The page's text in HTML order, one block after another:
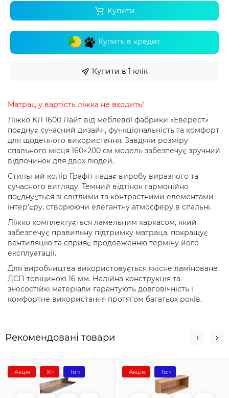
Купити
Купить в кредит
Купити в 1 клік
Матрац у вартість ліжка не входить!
Ліжко КЛ 1600 Лайт від меблевої фабрики «Еверест»
поєднує сучасний дизайн, функціональність та комфорт
для щоденного використання. Завдяки розміру
спального місця 160×200 см модель забезпечує зручний
відпочинок для двох людей.
Стильний колір Графіт надає виробу виразного та
сучасного вигляду. Темний відтінок гармонійно
поєднується зі світлими та контрастними елементами
інтер'єру, створюючи елегантну атмосферу в спальні.
Ліжко комплектується ламельним каркасом, який
забезпечує правильну підтримку матраца, покращує
вентиляцію та сприяє продовженню терміну його
експлуатації.
Для виробництва використовується якісне ламіноване
ДСП товщиною 16 мм. Надійна конструкція та
зносостійкі матеріали гарантують довговічність і
комфортне використання протягом багатьох років.
Рекомендовані товари
Акція Хіт Топ Акція Топ